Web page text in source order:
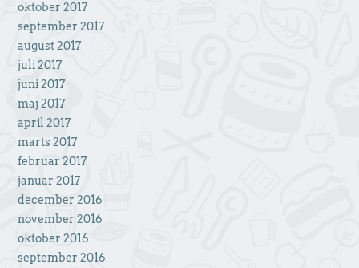
oktober 2017
september 2017
august 2017
juli 2017
juni 2017
maj 2017
april 2017
marts 2017
februar 2017
januar 2017
december 2016
november 2016
oktober 2016
september 2016